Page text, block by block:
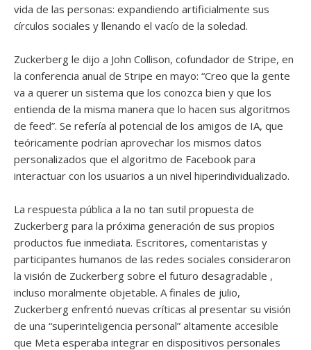
vida de las personas: expandiendo artificialmente sus
círculos sociales y llenando el vacío de la soledad.
Zuckerberg le dijo a John Collison, cofundador de Stripe, en
la conferencia anual de Stripe en mayo: “Creo que la gente
va a querer un sistema que los conozca bien y que los
entienda de la misma manera que lo hacen sus algoritmos
de feed”. Se refería al potencial de los amigos de IA, que
teóricamente podrían aprovechar los mismos datos
personalizados que el algoritmo de Facebook para
interactuar con los usuarios a un nivel hiperindividualizado.
La respuesta pública a la no tan sutil propuesta de
Zuckerberg para la próxima generación de sus propios
productos fue inmediata. Escritores, comentaristas y
participantes humanos de las redes sociales consideraron
la visión de Zuckerberg sobre el futuro desagradable ,
incluso moralmente objetable. A finales de julio,
Zuckerberg enfrentó nuevas críticas al presentar su visión
de una “superinteligencia personal” altamente accesible
que Meta esperaba integrar en dispositivos personales